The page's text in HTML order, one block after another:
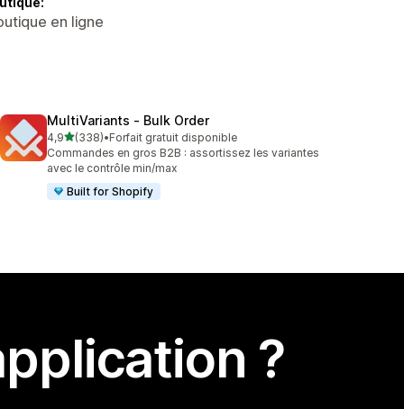
en ligne
MultiVariants ‑ Bulk Order
4,9étoile(s) sur 5
(338)
338 avis au total
•Forfait gratuit disponible
Commandes en gros B2B : assortissez les variantes
avec le contrôle min/max
Built for Shopify
?